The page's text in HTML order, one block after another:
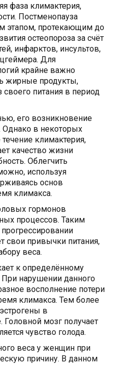
фаза климактерия,
Постменопауза
этапом, протекающим до
остеопороза за счёт
инфарктов, инсультов,
Для
крайне важно
жирные продукты,
питания в период
его возникновение
Однако в некоторых
климактерия,
качество жизни
Облегчить
используя
основ
климакса.
гормонов
процессов. Таким
свои привычки питания,
веса.
к определённому
нарушении данного
восполнение потери
климакса. Тем более
в
Головной мозг получает
чувство голода.
веса у женщин при
причину. В данном